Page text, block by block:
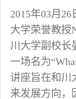
2015年03月
大学荣誉教授
川大学副校长
一场名为
讲座旨在和川
来发展方向，